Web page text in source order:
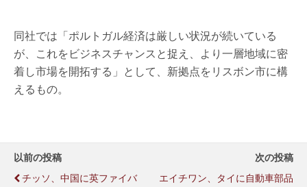
同社では「ポルトガル経済は厳しい状況が続いている
が、これをビジネスチャンスと捉え、より一層地域に密
着し市場を開拓する」として、新拠点をリスボン市に構
えるもの。
以前の投稿
チッソ、中国に英ファイバ
次の投稿
エイチワン、タイに自動車部品